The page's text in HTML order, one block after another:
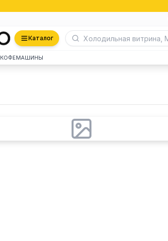
Каталог
КОФЕМАШИНЫ